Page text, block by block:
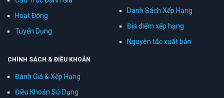
Hoạt Động
Tuyển Dụng
Danh Sách Xếp Hạng
Địa điểm xếp hạng
Nguyên tắc xuất bản
CHÍNH SÁCH & ĐIỀU KHOẢN
Đánh Giá & Xếp Hạng
Điều Khoản Sử Dụng